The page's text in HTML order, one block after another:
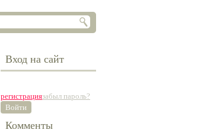
Вход на сайт
регистрациязабыл пароль?
Войти
Комменты